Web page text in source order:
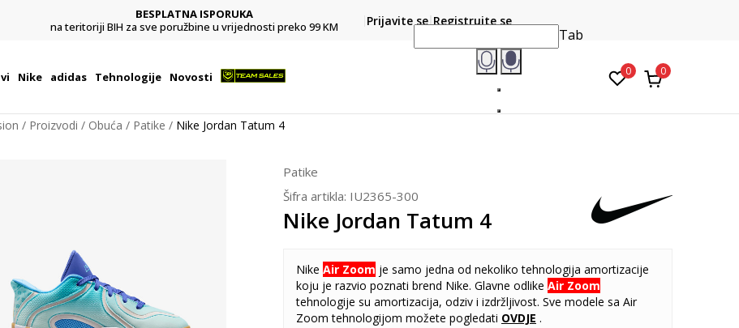
BESPLATNA ISPORUKA
na teritoriji BIH za sve poružbine u vrijednosti preko 99 KM
Platite karticom online i preuzmite u prodavnici po vašem
Prijavite se Registrujte se
Nike adidas Tehnologije Novosti
Tab
0 0
Proizvodi Obuća Patike Nike Jordan Tatum 4
Patike
Šifra artikla: IU2365-300
Nike Jordan Tatum 4
Nike Air Zoom je samo jedna od nekoliko tehnologija amortizacije
koju je razvio poznati brend Nike. Glavne odlike Air Zoom
tehnologije su amortizacija, odziv i izdržljivost. Sve modele sa Air
Zoom tehnologijom možete pogledati OVDJE .